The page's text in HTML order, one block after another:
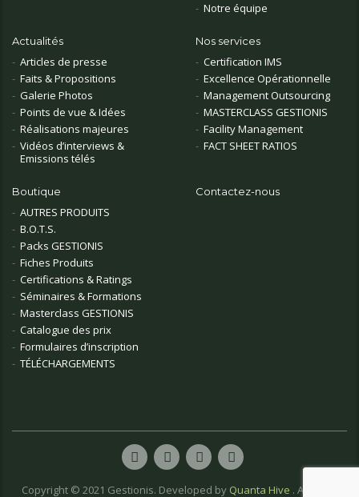
Notre équipe
Actualités
Articles de presse
Faits & Propositions
Galerie Photos
Points de vue & Idées
Réalisations majeures
Vidéos d’interviews &
Emissions télés
Nos services
Certification IMS
Excellence Opérationnelle
Management Outsourcing
MASTERCLASS GESTIONIS
Facility Management
FACT SHEET RATIOS
Boutique
AUTRES PRODUITS
B.O.T.S.
Packs GESTIONIS
Fiches Produits
Certifications & Ratings
Séminaires & Formations
Masterclass GESTIONIS
Catalogue des prix
Formulaires d’inscription
TÉLÉCHARGEMENTS
Contactez-nous
Copyright © 2021 Gestionis. Developed by Quanta Hive . All rights